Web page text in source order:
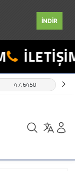
İNDİR
47,6450